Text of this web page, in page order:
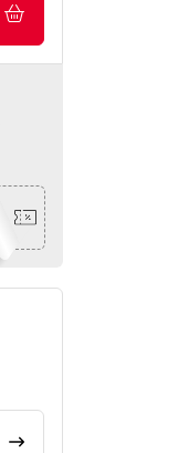
CALCULAR FRETE